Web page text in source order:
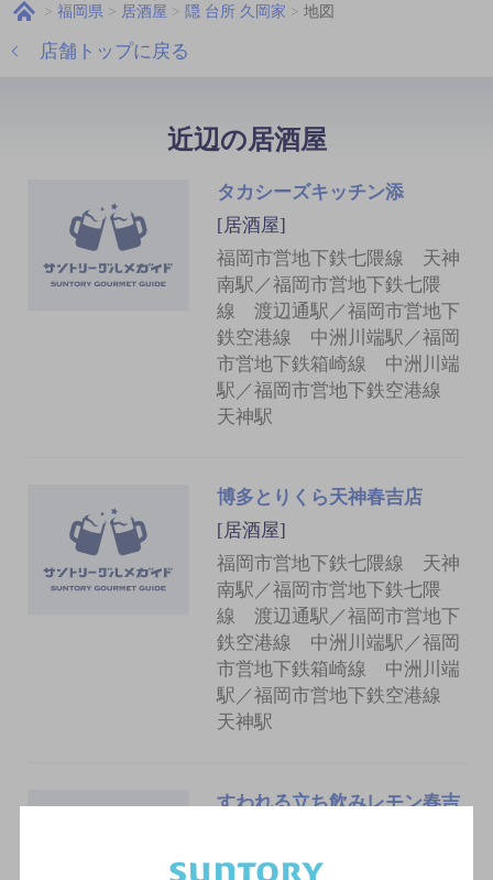
福岡県 居酒屋 隠 台所 久岡家 地図
店舗トップに戻る
近辺の居酒屋
タカシーズキッチン添
[居酒屋]
福岡市営地下鉄七隈線 天神
南駅／福岡市営地下鉄七隈
線 渡辺通駅／福岡市営地下
鉄空港線 中洲川端駅／福岡
市営地下鉄箱崎線 中洲川端
駅／福岡市営地下鉄空港線
天神駅
博多とりくら天神春吉店
[居酒屋]
福岡市営地下鉄七隈線 天神
南駅／福岡市営地下鉄七隈
線 渡辺通駅／福岡市営地下
鉄空港線 中洲川端駅／福岡
市営地下鉄箱崎線 中洲川端
駅／福岡市営地下鉄空港線
天神駅
すわれる立ち飲みレモン春吉
[居酒屋]